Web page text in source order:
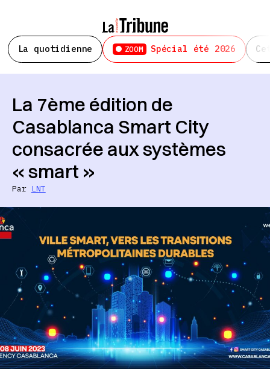
La quotidienne ZOOM Spécial été 2026
La 7ème édition de
Casablanca Smart City
consacrée aux systèmes
« smart »
Par LNT